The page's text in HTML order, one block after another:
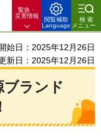
緊急・
災害情報
閲覧補助
Language
検索
メニュー
始日：2025年12月26日
新日：2025年12月26日
ブランド